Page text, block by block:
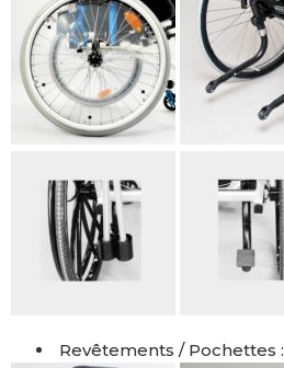
Revêtements / Pochettes :